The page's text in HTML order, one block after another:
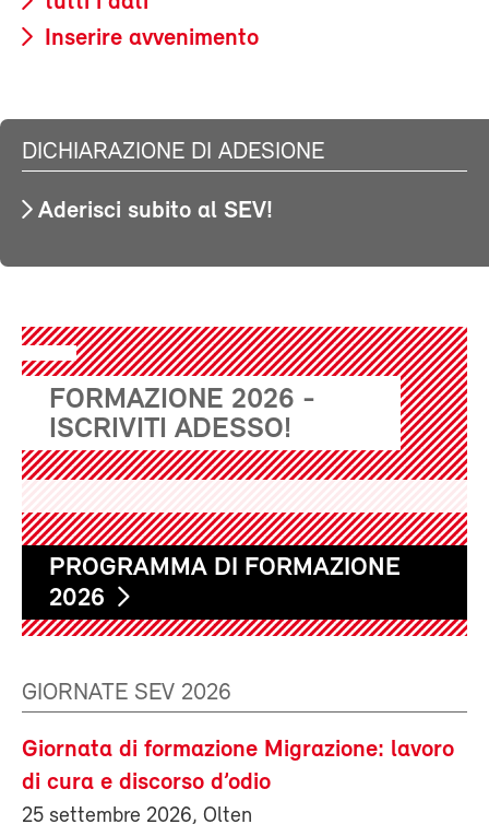
Inserire avvenimento
DICHIARAZIONE DI ADESIONE
Aderisci subito al SEV!
FORMAZIONE 2026 -
ISCRIVITI ADESSO!
PROGRAMMA DI FORMAZIONE
2026
GIORNATE SEV 2026
Giornata di formazione Migrazione: lavoro
di cura e discorso d’odio
25 settembre 2026, Olten